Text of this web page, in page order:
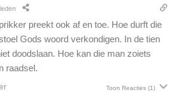
preekt ook af en toe. Hoe durft die
Gods woord verkondigen. In de tien
doodslaan. Hoe kan die man zoiets
raadsel.
Toon Reacties (1)